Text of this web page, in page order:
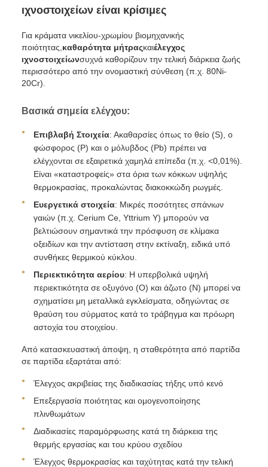
ιχνοστοιχείων είναι κρίσιμες
Για κράματα νικελίου-χρωμίου βιομηχανικής
ποιότητας, καθαρότητα μήτραςκαιέλεγχος
ιχνοστοιχείωνσυχνά καθορίζουν την τελική διάρκεια ζωής
περισσότερο από την ονομαστική σύνθεση (π.χ. 80Ni-
20Cr).
Βασικά σημεία ελέγχου:
Επιβλαβή Στοιχεία: Ακαθαρσίες όπως το θείο (S), ο
φώσφορος (P) και ο μόλυβδος (Pb) πρέπει να
ελέγχονται σε εξαιρετικά χαμηλά επίπεδα (π.χ. <0,01%).
Είναι «καταστροφείς» στα όρια των κόκκων υψηλής
θερμοκρασίας, προκαλώντας διακοκκώδη ρωγμές.
Ευεργετικά στοιχεία: Μικρές ποσότητες σπάνιων
γαιών (π.χ. Cerium Ce, Yttrium Y) μπορούν να
βελτιώσουν σημαντικά την πρόσφυση σε κλίμακα
οξειδίων και την αντίσταση στην εκτίναξη, ειδικά υπό
συνθήκες θερμικού κύκλου.
Περιεκτικότητα αερίου: Η υπερβολικά υψηλή
περιεκτικότητα σε οξυγόνο (Ο) και άζωτο (Ν) μπορεί να
σχηματίσει μη μεταλλικά εγκλείσματα, οδηγώντας σε
θραύση του σύρματος κατά το τράβηγμα και πρόωρη
αστοχία του στοιχείου.
Από κατασκευαστική άποψη, η σταθερότητα από παρτίδα
σε παρτίδα εξαρτάται από:
Έλεγχος ακριβείας της διαδικασίας τήξης υπό κενό
Επεξεργασία ποιότητας και ομογενοποίησης
πλινθωμάτων
Διαδικασίες παραμόρφωσης κατά τη διάρκεια της
θερμής εργασίας και του κρύου σχεδίου
Έλεγχος θερμοκρασίας και ταχύτητας κατά την τελική